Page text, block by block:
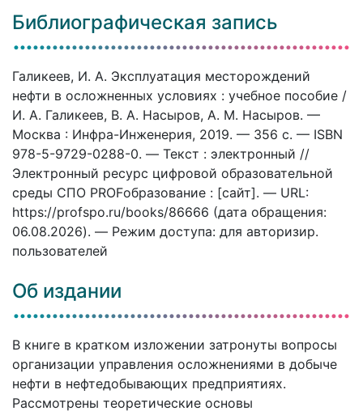
Библиографическая запись
Галикеев, И. А. Эксплуатация месторождений
нефти в осложненных условиях : учебное пособие /
И. А. Галикеев, В. А. Насыров, А. М. Насыров. —
Москва : Инфра-Инженерия, 2019. — 356 c. — ISBN
978-5-9729-0288-0. — Текст : электронный //
Электронный ресурс цифровой образовательной
среды СПО PROFобразование : [сайт]. — URL:
https://profspo.ru/books/86666 (дата обращения:
06.08.2026). — Режим доступа: для авторизир.
пользователей
Об издании
В книге в кратком изложении затронуты вопросы
организации управления осложнениями в добыче
нефти в нефтедобывающих предприятиях.
Рассмотрены теоретические основы